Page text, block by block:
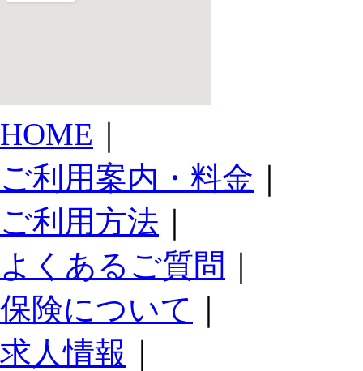
HOME
ご利用案内・料金
ご利用方法
よくあるご質問
保険について
求人情報